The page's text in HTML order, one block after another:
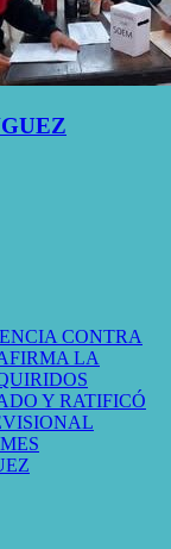
CONTRA
LA
Y RATIFICÓ